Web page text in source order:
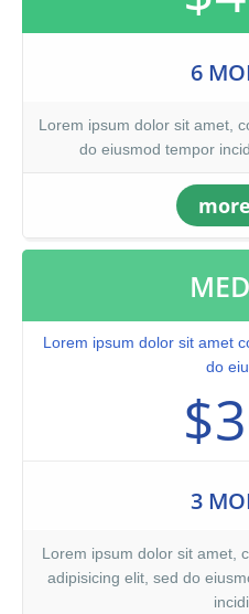
6
Lorem ipsum dolor sit amet,
do eiusmod tempor
Lorem ipsum dolor sit amet
do
3
Lorem ipsum dolor sit amet,
adipisicing elit, sed do